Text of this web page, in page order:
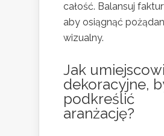
całość. Balansuj
aby osiągnąć
wizualny.
Jak
dekoracyjne,
podkreślić
aranżację?